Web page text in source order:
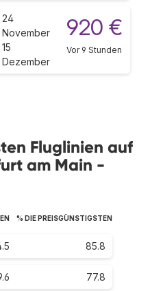
24
November
15
Dezember
920 €
Vor 9 Stunden
Fluglinien auf
am Main -
% DIE PREISGÜNSTIGSTEN
85.8
77.8